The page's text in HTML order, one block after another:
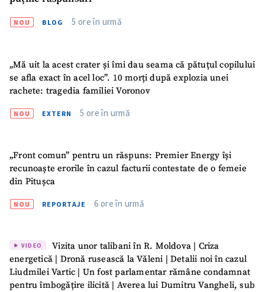
NOU BLOG 5 ore în urmă
„Mă uit la acest crater și îmi dau seama că pătuțul copilului
se afla exact în acel loc”. 10 morți după explozia unei
rachete: tragedia familiei Voronov
NOU EXTERN 5 ore în urmă
„Front comun” pentru un răspuns: Premier Energy își
recunoaște erorile în cazul facturii contestate de o femeie
din Pitușca
NOU REPORTAJE 6 ore în urmă
VIDEO
Vizita unor talibani în R. Moldova | Criza
energetică | Dronă rusească la Văleni | Detalii noi în cazul
Liudmilei Vartic | Un fost parlamentar rămâne condamnat
pentru îmbogățire ilicită | Averea lui Dumitru Vangheli, sub
CONTACT SURSĂ
Sursă anonimă
Telefon
+ Telefon personal
acord cupolitica de
confidențialitate.
TRIMITE ȘTIREA